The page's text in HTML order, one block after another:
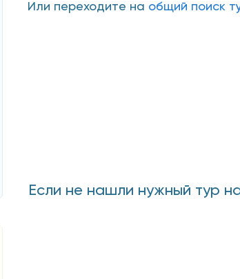
Или переходите на общий поиск
Если не нашли нужный тур